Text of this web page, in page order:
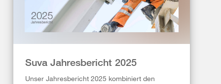
Suva Jahresbericht 2025
Unser Jahresbericht 2025 kombiniert den